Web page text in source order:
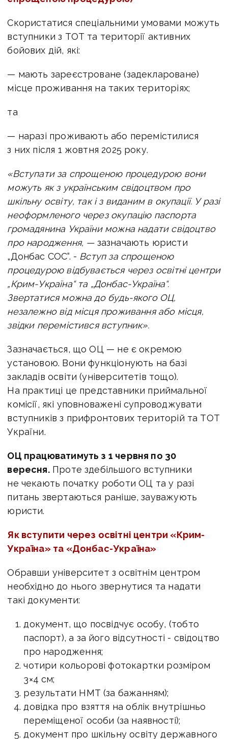
Скористатися спеціальними умовами можуть
вступники з ТОТ та території активних
бойових дій, які:
— мають зареєстроване (задеклароване)
місце проживання на таких територіях;
та
— наразі проживають або перемістилися
з них після 1 жовтня 2025 року.
«Вступати за спрощеною процедурою вони
можуть як з українським свідоцтвом про
шкільну освіту, так і з виданим в окупації. У разі
неоформленого через окупацію паспорта
громадянина України можна надати свідоцтво
про народження, —зазначають юристи
„Донбас СОС“. - Вступ за спрощеною
процедурою відбувається через освітні центри
„Крим-Україна“ та „Донбас-Україна“.
Звертатися можна до будь-якого ОЦ,
незалежно від місця проживання або місця,
звідки перемістився вступник».
Зазначається, що ОЦ — не є окремою
установою. Вони функціонують на базі
закладів освіти (університетів тощо).
На практиці це представники приймальної
комісії, які уповноважені супроводжувати
вступників з прифронтових територій та ТОТ
України.
ОЦ працюватимуть з 1 червня по 30
вересня.Проте здебільшого вступники
не чекають початку роботи ОЦ та у разі
питань звертаються раніше, зауважують
юристи.
Як вступити через освітні центри «Крим-
Україна» та «Донбас-Україна»
Обравши університет з освітнім центром
необхідно до нього звернутися та надати
такі документи:
документ, що посвідчує особу, (тобто
паспорт), а за його відсутності - свідоцтво
про народження;
чотири кольорові фотокартки розміром
3×4 см;
результати НМТ (за бажанням);
довідка про взяття на облік внутрішньо
переміщеної особи (за наявності);
документ про шкільну освіту державного